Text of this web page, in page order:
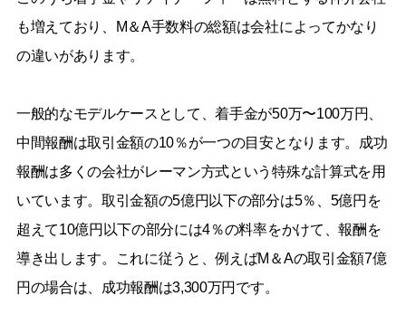
も増えており、M＆A手数料の総額は会社によってかなり
の違いがあります。
一般的なモデルケースとして、着手金が50万〜100万円、
中間報酬は取引金額の10％が一つの目安となります。成功
報酬は多くの会社がレーマン方式という特殊な計算式を用
いています。取引金額の5億円以下の部分は5％、5億円を
超えて10億円以下の部分には4％の料率をかけて、報酬を
導き出します。これに従うと、例えばM＆Aの取引金額7億
円の場合は、成功報酬は3,300万円です。